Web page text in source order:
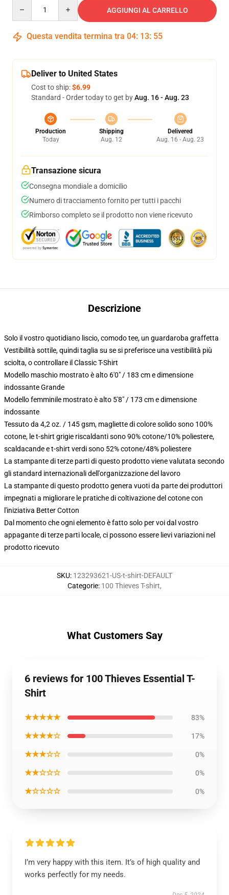
AGGIUNGI AL CARRELLO
Questa vendita termina tra 04: 13: 54
Deliver to United States
Cost to ship:$6.99
Standard - Order today to get byAug. 16 - Aug. 23
Production
Today
Shipping
Aug. 12
Delivered
Aug. 16 - Aug. 23
Transazione sicura
Consegna mondiale a domicilio
Numero di tracciamento fornito per tutti i pacchi
Rimborso completo se il prodotto non viene ricevuto
Descrizione
Solo il vostro quotidiano liscio, comodo tee, un guardaroba graffetta
Vestibilità sottile, quindi taglia su se si preferisce una vestibilità più
sciolta, o controllare il Classic T-Shirt
Modello maschio mostrato è alto 6'0" / 183 cm e dimensione
indossante Grande
Modello femminile mostrato è alto 5'8" / 173 cm e dimensione
indossante
Tessuto da 4,2 oz. / 145 gsm, magliette di colore solido sono 100%
cotone, le t-shirt grigie riscaldanti sono 90% cotone/10% poliestere,
scaldacande e t-shirt verdi sono 52% cotone/48% poliestere
La stampante di terze parti di questo prodotto viene valutata secondo
gli standard internazionali dell'organizzazione del lavoro
La stampante di questo prodotto genera vuoti da parte dei produttori
impegnati a migliorare le pratiche di coltivazione del cotone con
l'iniziativa Better Cotton
Dal momento che ogni elemento è fatto solo per voi dal vostro
appagante di terze parti locale, ci possono essere lievi variazioni nel
prodotto ricevuto
SKU: 123293621-US-t-shirt-DEFAULT
Categorie: 100 Thieves T-shirt,
What Customers Say
6 reviews for 100 Thieves Essential T-
Shirt
★★★★★ 83%
★★★★☆ 17%
★★★☆☆ 0%
★★☆☆☆ 0%
★☆☆☆☆ 0%
I’m very happy with this item. It’s of high quality and
works perfectly for my needs.